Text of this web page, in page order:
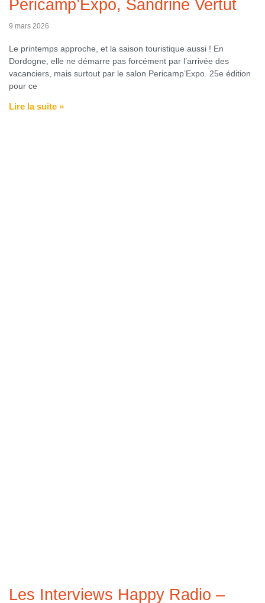
Pericamp’Expo, Sandrine Vertut
9 mars 2026
Le printemps approche, et la saison touristique aussi ! En
Dordogne, elle ne démarre pas forcément par l’arrivée des
vacanciers, mais surtout par le salon Pericamp’Expo. 25e édition
pour ce
Lire la suite »
Les Interviews Happy Radio –